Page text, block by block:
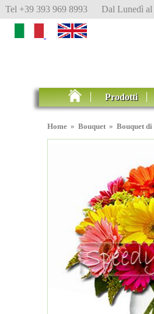
Tel +39 393 969 8993 Dal Lunedì al
Prodotti
Home » Bouquet » Bouquet di